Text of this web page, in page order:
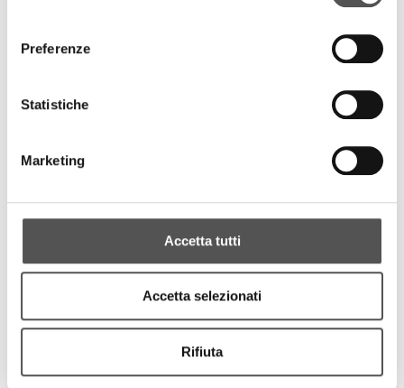
Preferenze
Statistiche
Marketing
Accetta tutti
Accetta selezionati
Rifiuta